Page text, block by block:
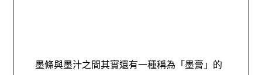
墨條與墨汁之間其實還有一種稱為「墨膏」的